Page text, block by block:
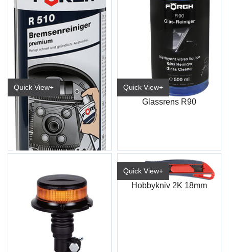
Quick View+
Bremserens Premium R510 600ml
6116 0914/No (15/kart)
Quick View+
Glassrens R90
Quick View+
Hobbykniv 2K 18mm